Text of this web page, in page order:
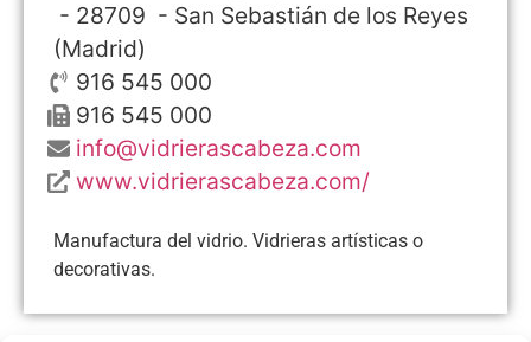
- 28709 - San Sebastián de los Reyes
(Madrid)
916 545 000
916 545 000
info@vidrierascabeza.com
www.vidrierascabeza.com/
Manufactura del vidrio. Vidrieras artísticas o
decorativas.